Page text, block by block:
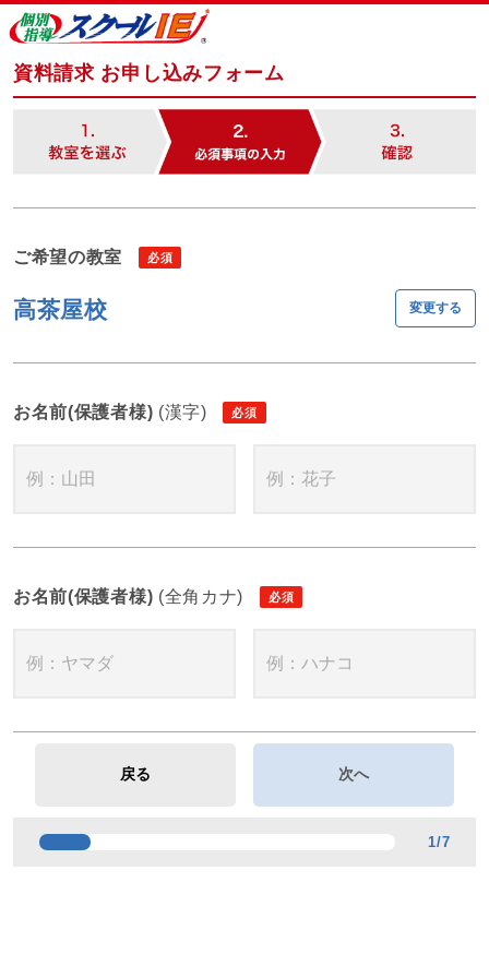
資料請求 お申し込みフォーム
ご希望の教室
高茶屋校 変更する
お名前(保護者様) (漢字)
お名前(保護者様) (全角カナ)
1/7